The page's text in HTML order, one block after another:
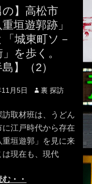
の】高松市
重垣遊郭跡」
「城東町ソ－
を歩く。
島】（2）
月5日 Author
裏 探訪
訪取材班は、うどん
に江戸時代から存在
重垣遊郭」を見に来
は現在も、現代
・・